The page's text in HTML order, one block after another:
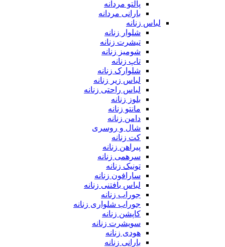
پالتو مردانه
بارانی مردانه
لباس زنانه
شلوار زنانه
تیشرت زنانه
شومیز زنانه
تاپ زنانه
شلوارک زنانه
لباس زیر زنانه
لباس راحتی زنانه
بلوز زنانه
مانتو زنانه
دامن زنانه
شال و روسری
کت زنانه
پیراهن زنانه
سرهمی زنانه
تونیک زنانه
سارافون زنانه
لباس بافتنی زنانه
جوراب زنانه
جوراب شلواری زنانه
کاپشن زنانه
سویشرت زنانه
هودی زنانه
بارانی زنانه